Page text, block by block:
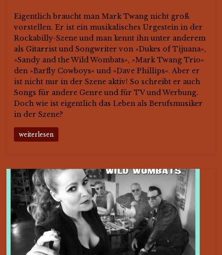
Eigentlich braucht man Mark Twang nicht groß
vorstellen. Er ist ein musikalisches Urgestein in der
Rockabilly-Szene und man kennt ihn unter anderem
als Gitarrist und Songwriter von »Dukes of Tijuana«,
»Sandy and the Wild Wombats«, »Mark Twang Trio«
den »Barfly Cowboys« und »Dave Phillips«. Aber er
ist nicht nur in der Szene aktiv! So schreibt er auch
Songs für andere Genre und für TV und Werbung.
Doch wie ist eigentlich das Leben als Berufsmusiker
in der Szene?
weiterlesen